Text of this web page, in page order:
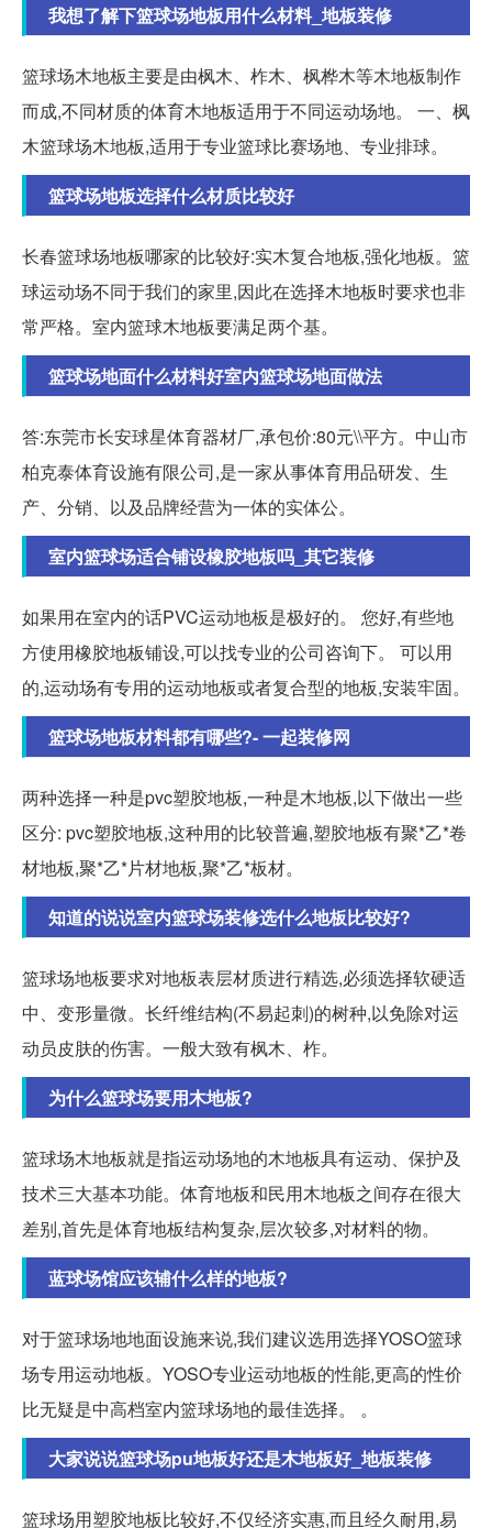
我想了解下篮球场地板用什么材料_地板装修
篮球场木地板主要是由枫木、柞木、枫桦木等木地板制作
而成,不同材质的体育木地板适用于不同运动场地。 一、枫
木篮球场木地板,适用于专业篮球比赛场地、专业排球。
篮球场地板选择什么材质比较好
长春篮球场地板哪家的比较好:实木复合地板,强化地板。篮
球运动场不同于我们的家里,因此在选择木地板时要求也非
常严格。室内篮球木地板要满足两个基。
篮球场地面什么材料好室内篮球场地面做法
答:东莞市长安球星体育器材厂,承包价:80元\\平方。中山市
柏克泰体育设施有限公司,是一家从事体育用品研发、生
产、分销、以及品牌经营为一体的实体公。
室内篮球场适合铺设橡胶地板吗_其它装修
如果用在室内的话PVC运动地板是极好的。 您好,有些地
方使用橡胶地板铺设,可以找专业的公司咨询下。 可以用
的,运动场有专用的运动地板或者复合型的地板,安装牢固。
篮球场地板材料都有哪些?- 一起装修网
两种选择一种是pvc塑胶地板,一种是木地板,以下做出一些
区分: pvc塑胶地板,这种用的比较普遍,塑胶地板有聚*乙*卷
材地板,聚*乙*片材地板,聚*乙*板材。
知道的说说室内篮球场装修选什么地板比较好?
篮球场地板要求对地板表层材质进行精选,必须选择软硬适
中、变形量微。长纤维结构(不易起刺)的树种,以免除对运
动员皮肤的伤害。一般大致有枫木、柞。
为什么篮球场要用木地板?
篮球场木地板就是指运动场地的木地板具有运动、保护及
技术三大基本功能。体育地板和民用木地板之间存在很大
差别,首先是体育地板结构复杂,层次较多,对材料的物。
蓝球场馆应该辅什么样的地板?
对于篮球场地地面设施来说,我们建议选用选择YOSO篮球
场专用运动地板。YOSO专业运动地板的性能,更高的性价
比无疑是中高档室内篮球场地的最佳选择。 。
大家说说篮球场pu地板好还是木地板好_地板装修
篮球场用塑胶地板比较好,不仅经济实惠,而且经久耐用,易